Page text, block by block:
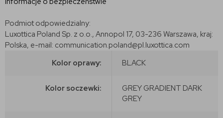
Podmiot odpowiedzialny:
Luxottica Poland Sp. z o.o., Annopol 17, 03-236 Warszawa, kraj:
Polska, e-mail: communication.poland@pl.luxottica.com
Kolor oprawy:
BLACK
Kolor soczewki:
GREY GRADIENT DARK
GREY